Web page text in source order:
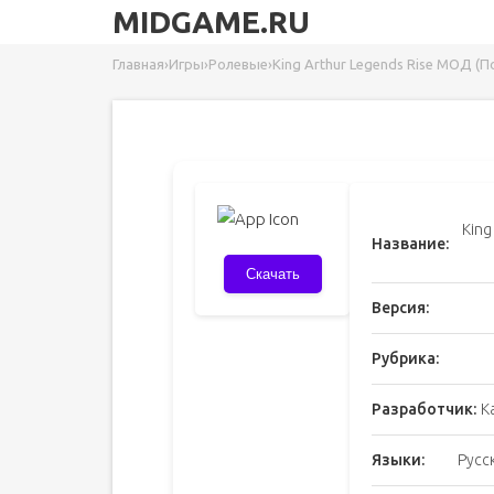
MIDGAME.RU
Главная›Игры›Ролевые›King Arthur Legends Rise МОД
Скачать
Название:
Версия:
Рубрика:
Разработчик:
Языки: